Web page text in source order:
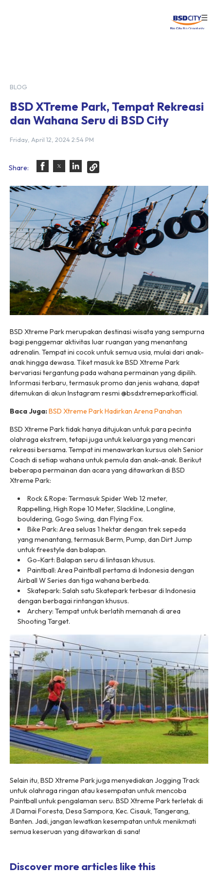
☰
BLOG
BSD XTreme Park, Tempat Rekreasi
dan Wahana Seru di BSD City
Friday, April 12, 2024 2:54 PM
Share:
BSD Xtreme Park merupakan destinasi wisata yang sempurna
bagi penggemar aktivitas luar ruangan yang menantang
adrenalin. Tempat ini cocok untuk semua usia, mulai dari anak-
anak hingga dewasa. Tiket masuk ke BSD Xtreme Park
bervariasi tergantung pada wahana permainan yang dipilih.
Informasi terbaru, termasuk promo dan jenis wahana, dapat
ditemukan di akun Instagram resmi @bsdxtremeparkofficial.
Baca Juga:BSD Xtreme Park Hadirkan Arena Panahan
BSD Xtreme Park tidak hanya ditujukan untuk para pecinta
olahraga ekstrem, tetapi juga untuk keluarga yang mencari
rekreasi bersama. Tempat ini menawarkan kursus oleh Senior
Coach di setiap wahana untuk pemula dan anak-anak. Berikut
beberapa permainan dan acara yang ditawarkan di BSD
Xtreme Park:
Rock & Rope: Termasuk Spider Web 12 meter,
Rappelling, High Rope 10 Meter, Slackline, Longline,
bouldering, Gogo Swing, dan Flying Fox.
Bike Park: Area seluas 1 hektar dengan trek sepeda
yang menantang, termasuk Berm, Pump, dan Dirt Jump
untuk freestyle dan balapan.
Go-Kart: Balapan seru di lintasan khusus.
Paintball: Area Paintball pertama di Indonesia dengan
Airball W Series dan tiga wahana berbeda.
Skatepark: Salah satu Skatepark terbesar di Indonesia
dengan berbagai rintangan khusus.
Archery: Tempat untuk berlatih memanah di area
Shooting Target.
Selain itu, BSD Xtreme Park juga menyediakan Jogging Track
untuk olahraga ringan atau kesempatan untuk mencoba
Paintball untuk pengalaman seru. BSD Xtreme Park terletak di
Jl Damai Foresta, Desa Sampora, Kec. Cisauk, Tangerang,
Banten. Jadi, jangan lewatkan kesempatan untuk menikmati
semua keseruan yang ditawarkan di sana!
Discover more articles like this